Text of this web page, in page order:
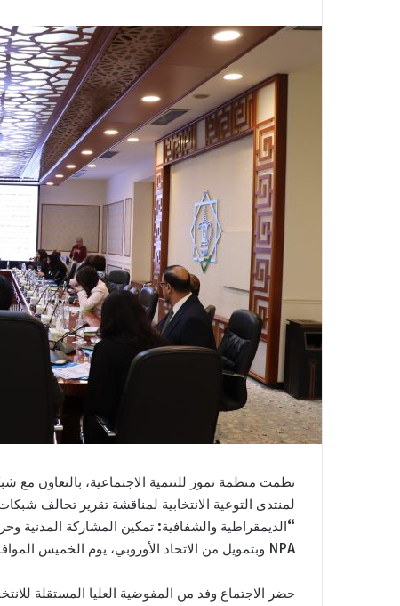
نظمت منظمة تموز للتنمية الاجتماعية، بالتعاون مع
“الديمقراطية والشفافية: تمكين المشاركة المدنية
NPA وبتمويل من الاتحاد الأوروبي، يوم الخميس الموافق 21 أيار 2026 في بغداد.
حضر الاجتماع وفد من المفوضية العليا المستقلة